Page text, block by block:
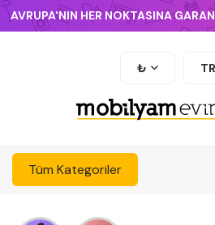
AVRUPA'NIN HER NOKTASINA
₺ TR
Tüm Kategoriler